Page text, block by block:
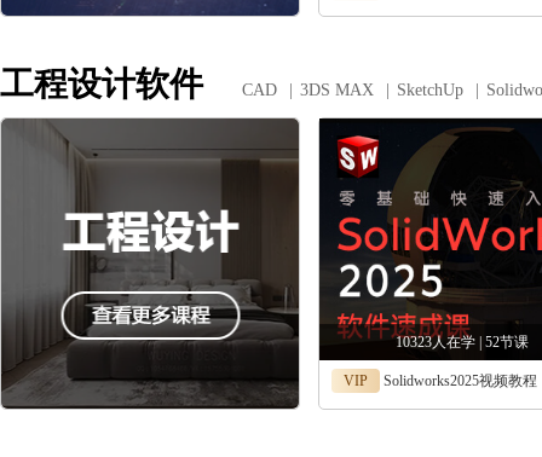
工程设计软件 CAD 3DS MAX SketchUp
10323人在学 | 52节课
VIP Solidworks2025视频教程，零基础自学